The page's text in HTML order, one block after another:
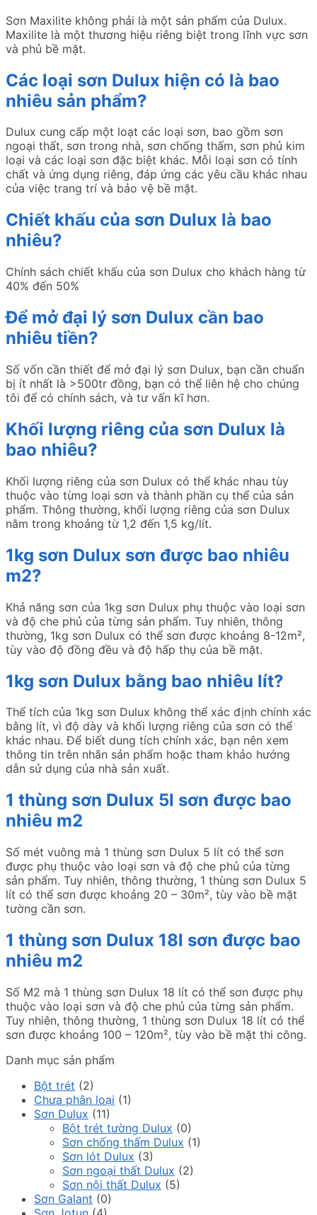
Sơn Maxilite không phải là một sản phẩm của Dulux.
Maxilite là một thương hiệu riêng biệt trong lĩnh vực sơn
và phủ bề mặt.
Các loại sơn Dulux hiện có là bao
nhiêu sản phẩm?
Dulux cung cấp một loạt các loại sơn, bao gồm sơn
ngoại thất, sơn trong nhà, sơn chống thấm, sơn phủ kim
loại và các loại sơn đặc biệt khác. Mỗi loại sơn có tính
chất và ứng dụng riêng, đáp ứng các yêu cầu khác nhau
của việc trang trí và bảo vệ bề mặt.
Chiết khấu của sơn Dulux là bao
nhiêu?
Chính sách chiết khấu của sơn Dulux cho khách hàng từ
40% đến 50%
Để mở đại lý sơn Dulux cần bao
nhiêu tiền?
Số vốn cần thiết để mở đại lý sơn Dulux, bạn cần chuẩn
bị ít nhất là >500tr đồng, bạn có thể liên hệ cho chúng
tôi để có chính sách, và tư vấn kĩ hơn.
Khối lượng riêng của sơn Dulux là
bao nhiêu?
Khối lượng riêng của sơn Dulux có thể khác nhau tùy
thuộc vào từng loại sơn và thành phần cụ thể của sản
phẩm. Thông thường, khối lượng riêng của sơn Dulux
nằm trong khoảng từ 1,2 đến 1,5 kg/lít.
1kg sơn Dulux sơn được bao nhiêu
m2?
Khả năng sơn của 1kg sơn Dulux phụ thuộc vào loại sơn
và độ che phủ của từng sản phẩm. Tuy nhiên, thông
thường, 1kg sơn Dulux có thể sơn được khoảng 8-12m²,
tùy vào độ đồng đều và độ hấp thụ của bề mặt.
1kg sơn Dulux bằng bao nhiêu lít?
Thể tích của 1kg sơn Dulux không thể xác định chính xác
bằng lít, vì độ dày và khối lượng riêng của sơn có thể
khác nhau. Để biết dung tích chính xác, bạn nên xem
thông tin trên nhãn sản phẩm hoặc tham khảo hướng
dẫn sử dụng của nhà sản xuất.
1 thùng sơn Dulux 5l sơn được bao
nhiêu m2
Số mét vuông mà 1 thùng sơn Dulux 5 lít có thể sơn
được phụ thuộc vào loại sơn và độ che phủ của từng
sản phẩm. Tuy nhiên, thông thường, 1 thùng sơn Dulux 5
lít có thể sơn được khoảng 20 – 30m², tùy vào bề mặt
tường cần sơn.
1 thùng sơn Dulux 18l sơn được bao
nhiêu m2
Số M2 mà 1 thùng sơn Dulux 18 lít có thể sơn được phụ
thuộc vào loại sơn và độ che phủ của từng sản phẩm.
Tuy nhiên, thông thường, 1 thùng sơn Dulux 18 lít có thể
sơn được khoảng 100 – 120m², tùy vào bề mặt thi công.
Danh mục sản phẩm
Bột trét (2)
Chưa phân loại (1)
Sơn Dulux (11)
Bột trét tường Dulux (0)
Sơn chống thấm Dulux (1)
Sơn lót Dulux (3)
Sơn ngoại thất Dulux (2)
Sơn nội thất Dulux (5)
Sơn Galant (0)